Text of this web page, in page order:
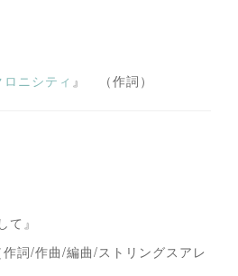
ニシティ 』 （作詞）
』
詞/作曲/編曲/ストリングスアレ